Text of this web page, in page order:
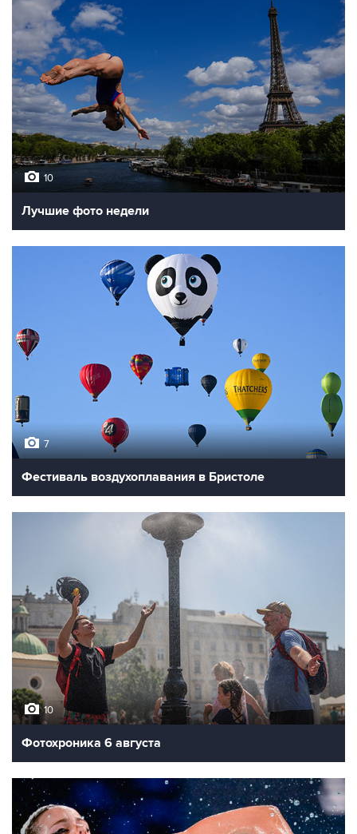
10
Лучшие фото недели
7
Фестиваль воздухоплавания в Бристоле
10
Фотохроника 6 августа